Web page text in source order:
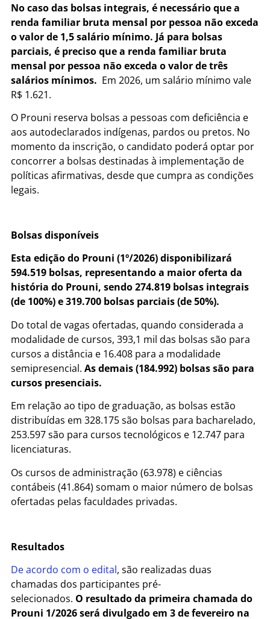
No caso das bolsas integrais, é necessário que a
renda familiar bruta mensal por pessoa não exceda
o valor de 1,5 salário mínimo. Já para bolsas
parciais, é preciso que a renda familiar bruta
mensal por pessoa não exceda o valor de três
salários mínimos. Em 2026, um salário mínimo vale
R$ 1.621.
O Prouni reserva bolsas a pessoas com deficiência e
aos autodeclarados indígenas, pardos ou pretos. No
momento da inscrição, o candidato poderá optar por
concorrer a bolsas destinadas à implementação de
políticas afirmativas, desde que cumpra as condições
legais.
Bolsas disponíveis
Esta edição do Prouni (1º/2026) disponibilizará
594.519 bolsas, representando a maior oferta da
história do Prouni, sendo 274.819 bolsas integrais
(de 100%) e 319.700 bolsas parciais (de 50%).
Do total de vagas ofertadas, quando considerada a
modalidade de cursos, 393,1 mil das bolsas são para
cursos a distância e 16.408 para a modalidade
semipresencial. As demais (184.992) bolsas são para
cursos presenciais.
Em relação ao tipo de graduação, as bolsas estão
distribuídas em 328.175 são bolsas para bacharelado,
253.597 são para cursos tecnológicos e 12.747 para
licenciaturas.
Os cursos de administração (63.978) e ciências
contábeis (41.864) somam o maior número de bolsas
ofertadas pelas faculdades privadas.
Resultados
De acordo com o edital, são realizadas duas
chamadas dos participantes pré-
selecionados. O resultado da primeira chamada do
Prouni 1/2026 será divulgado em 3 de fevereiro na